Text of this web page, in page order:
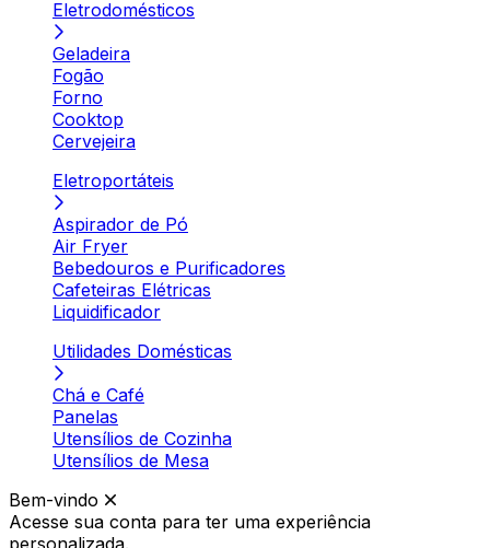
Eletrodomésticos
Geladeira
Fogão
Forno
Cooktop
Cervejeira
Eletroportáteis
Aspirador de Pó
Air Fryer
Bebedouros e Purificadores
Cafeteiras Elétricas
Liquidificador
Utilidades Domésticas
Chá e Café
Panelas
Utensílios de Cozinha
Utensílios de Mesa
Bem-vindo
Acesse sua conta para ter uma experiência
personalizada.